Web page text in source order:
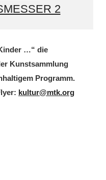
2
…“ die
Kunstsammlung
Programm.
kultur@mtk.org